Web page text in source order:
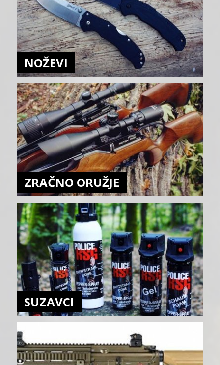
NOŽEVI
ZRAČNO ORUŽJE
SUZAVCI